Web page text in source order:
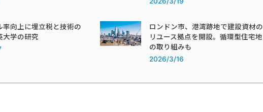
率向上に埋立税と技術の
大学の研究
ロンドン市、港湾跡地で建設資材の
リユース拠点を開設。循環型住宅地
の取り組みも
2026/3/16